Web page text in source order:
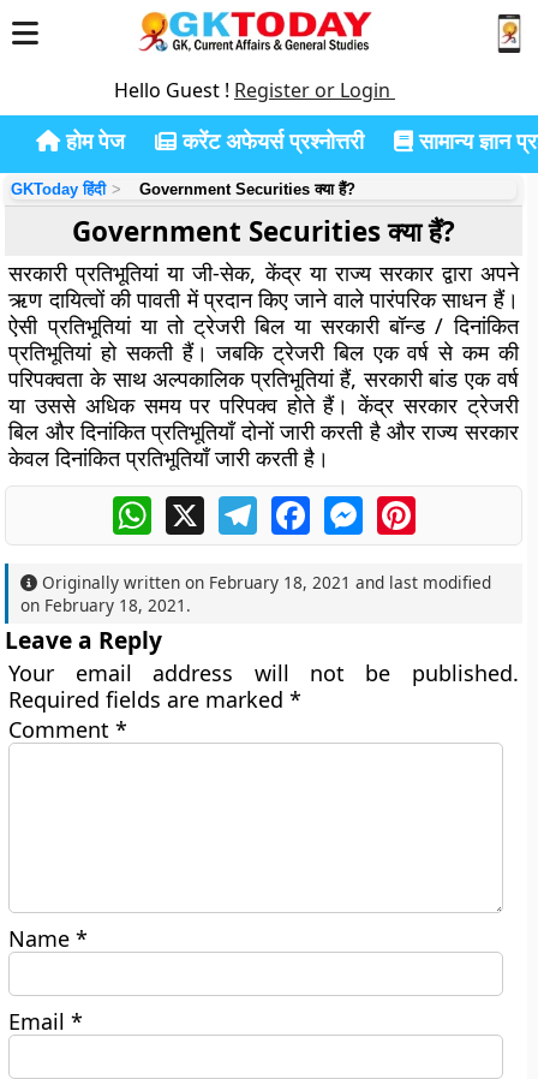
Hello Guest ! Register or Login
होम पेज करेंट अफेयर्स प्रश्नोत्तरी सामान्य ज्ञान
GKToday हिंदी Government Securities क्या हैं?
Government Securities क्या हैं?
सरकारी प्रतिभूतियां या जी-सेक, केंद्र या राज्य सरकार द्वारा अपने
ऋण दायित्वों की पावती में प्रदान किए जाने वाले पारंपरिक साधन हैं।
ऐसी प्रतिभूतियां या तो ट्रेजरी बिल या सरकारी बॉन्ड / दिनांकित
प्रतिभूतियां हो सकती हैं। जबकि ट्रेजरी बिल एक वर्ष से कम की
परिपक्वता के साथ अल्पकालिक प्रतिभूतियां हैं, सरकारी बांड एक वर्ष
या उससे अधिक समय पर परिपक्व होते हैं। केंद्र सरकार ट्रेजरी
बिल और दिनांकित प्रतिभूतियाँ दोनों जारी करती है और राज्य सरकार
केवल दिनांकित प्रतिभूतियाँ जारी करती है।
WhatsApp
X TelegramFacebookMessengerPinterest
Originally written on February 18, 2021 and last modified
on February 18, 2021 .
Leave a Reply
Your email address will not be published.
Required fields are marked*
Comment*
Name*
Email*